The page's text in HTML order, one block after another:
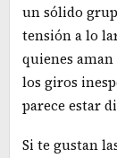
un sólido
tensión a lo
quienes
los giros
parece estar
Si te gustan